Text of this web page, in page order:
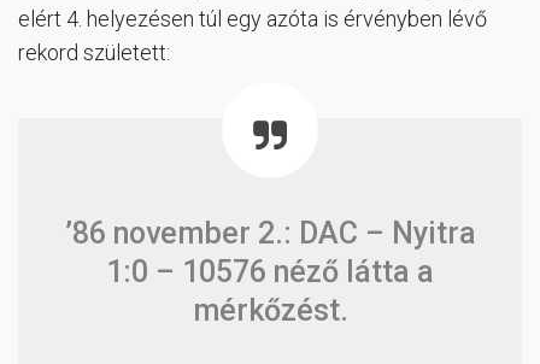
elért 4. helyezésen túl egy azóta is érvényben lévő
rekord született:
’86 november 2.: DAC – Nyitra
1:0 – 10576 néző látta a
mérkőzést.